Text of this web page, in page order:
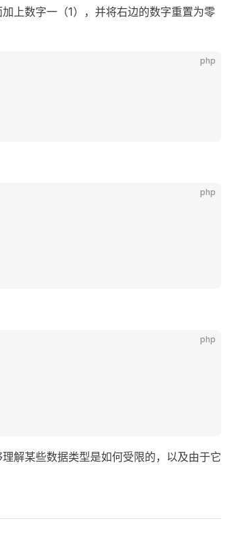
上数字一（1），并将右边的数字重置为零
php
php
php
解某些数据类型是如何受限的，以及由于它